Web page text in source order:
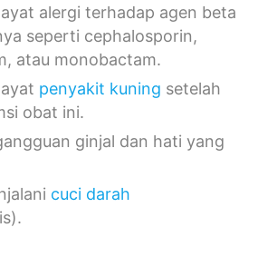
alergi terhadap agen beta
seperti cephalosporin,
atau monobactam.
penyakit kuning setelah
obat ini.
ginjal dan hati yang
cuci darah